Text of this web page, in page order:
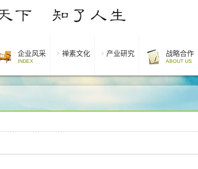
企业风采
INDEX
禅素文化 产业研究 战略合作
ABOUT US